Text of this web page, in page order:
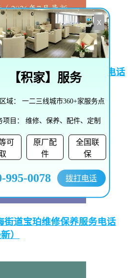
路街道播威维修保养服务电话
新）
街道宝珀维修保养服务电话
）
X
【积家】服务
域： 一二三线城市360+家服务点
项目： 维修、保养、配件、定制
可
原厂配
件
全国联
保
995-0078 拨打电话